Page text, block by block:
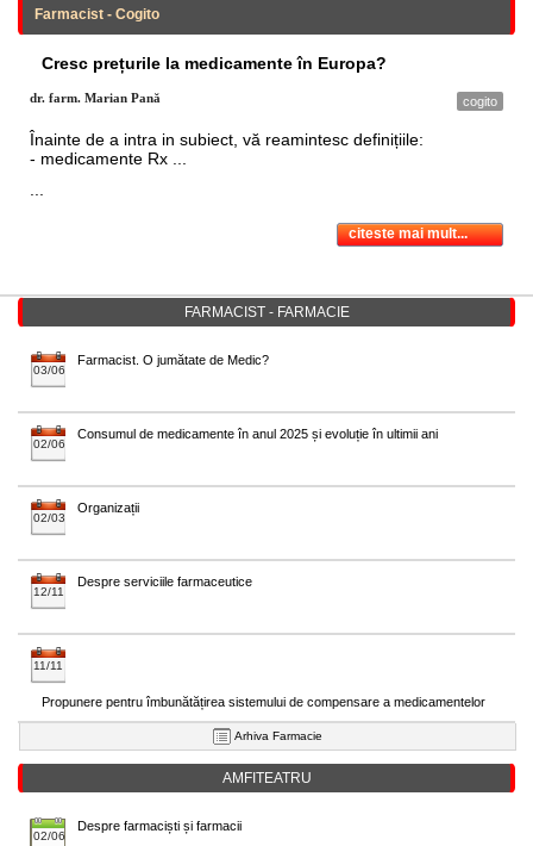
Farmacist - Cogito
Cresc prețurile la medicamente în Europa?
dr. farm. Marian Pană cogito
Înainte de a intra in subiect, vă reamintesc definițiile:
- medicamente Rx ...
citeste mai mult...
FARMACIST - FARMACIE
03/06
Farmacist. O jumătate de Medic?
02/06
Consumul de medicamente în anul 2025 și evoluție în ultimii ani
02/03
Organizații
12/11
Despre serviciile farmaceutice
11/11
Propunere pentru îmbunătățirea sistemului de compensare a medicamentelor
Arhiva Farmacie
AMFITEATRU
02/06
Despre farmaciști și farmacii